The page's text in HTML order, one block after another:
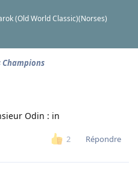
(Old World Classic)(Norses)
Champions
Odin : in
2 Répondre